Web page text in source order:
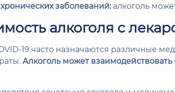
заболеваний:алкоголь
алкоголя с
19 часто назначаются различные
Алкоголь может